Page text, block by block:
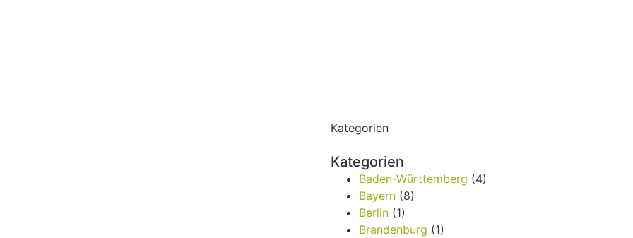
Kategorien
Kategorien
Baden-Württemberg (4)
Bayern(8)
Berlin(1)
Brandenburg (1)